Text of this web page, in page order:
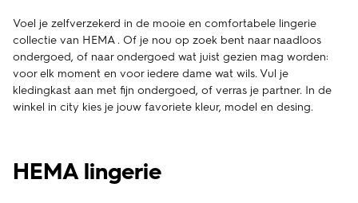
Voel je zelfverzekerd in de mooie en comfortabele lingerie
collectie van HEMA . Of je nou op zoek bent naar naadloos
ondergoed, of naar ondergoed wat juist gezien mag worden:
voor elk moment en voor iedere dame wat wils. Vul je
kledingkast aan met fijn ondergoed, of verras je partner. In de
winkel in city kies je jouw favoriete kleur, model en desing.
HEMA lingerie